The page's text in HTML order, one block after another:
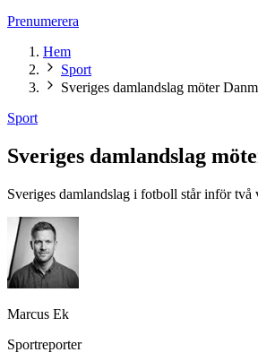
Prenumerera
Hem
Sport
Sveriges damlandslag möter
Sport
Sveriges damlandslag
Sveriges damlandslag i fotboll står inför
Marcus Ek
Sportreporter